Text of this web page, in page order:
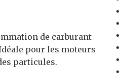
de carburant
pour les moteurs
particules.